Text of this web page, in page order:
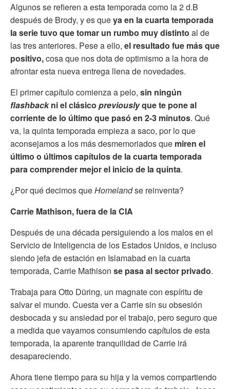
Algunos se refieren a esta temporada como la 2 d.B
después de Brody, y es queya en la cuarta temporada
la serie tuvo que tomar un rumbo muy distinto al de
las tres anteriores. Pese a ello, el resultado fue más que
positivo,cosa que nos dota de optimismo a la hora de
afrontar esta nueva entrega llena de novedades.
El primer capítulo comienza a pelo, sin ningún
flashbackni el clásico previouslyque te pone al
corriente de lo último que pasó en 2-3 minutos. Qué
va, la quinta temporada empieza a saco, por lo que
aconsejamos a los más desmemoriados que miren el
último o últimos capítulos de la cuarta temporada
para comprender mejor el inicio de la quinta.
¿Por qué decimos queHomelandse reinventa?
Carrie Mathison, fuera de la CIA
Después de una década persiguiendo a los malos en el
Servicio de Inteligencia de los Estados Unidos, e incluso
siendo jefa de estación en Islamabad en la cuarta
temporada, Carrie Mathison se pasa al sector privado.
Trabaja para Otto Düring, un magnate con espíritu de
salvar el mundo. Cuesta ver a Carrie sin su obsesión
desbocada y su ansiedad por el trabajo, pero seguro que
a medida que vayamos consumiendo capítulos de esta
temporada, la aparente tranquilidad de Carrie irá
desapareciendo.
Ahora tiene tiempo para su hija y la vemos compartiendo